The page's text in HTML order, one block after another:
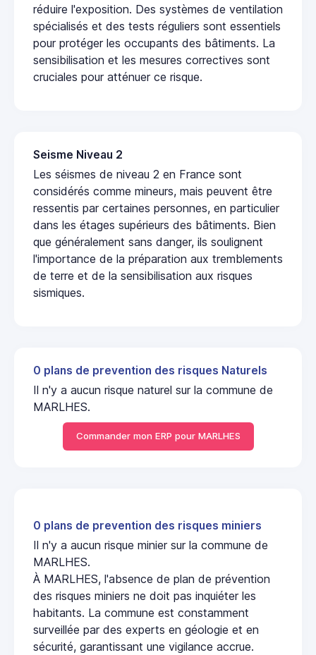
réduire l'exposition. Des systèmes de ventilation
spécialisés et des tests réguliers sont essentiels
pour protéger les occupants des bâtiments. La
sensibilisation et les mesures correctives sont
cruciales pour atténuer ce risque.
Seisme Niveau 2
Les séismes de niveau 2 en France sont
considérés comme mineurs, mais peuvent être
ressentis par certaines personnes, en particulier
dans les étages supérieurs des bâtiments. Bien
que généralement sans danger, ils soulignent
l'importance de la préparation aux tremblements
de terre et de la sensibilisation aux risques
sismiques.
0 plans de prevention des risques Naturels
Il n'y a aucun risque naturel sur la commune de
MARLHES.
Commander mon ERP pour MARLHES
0 plans de prevention des risques miniers
Il n'y a aucun risque minier sur la commune de
MARLHES.
À MARLHES, l'absence de plan de prévention
des risques miniers ne doit pas inquiéter les
habitants. La commune est constamment
surveillée par des experts en géologie et en
sécurité, garantissant une vigilance accrue.